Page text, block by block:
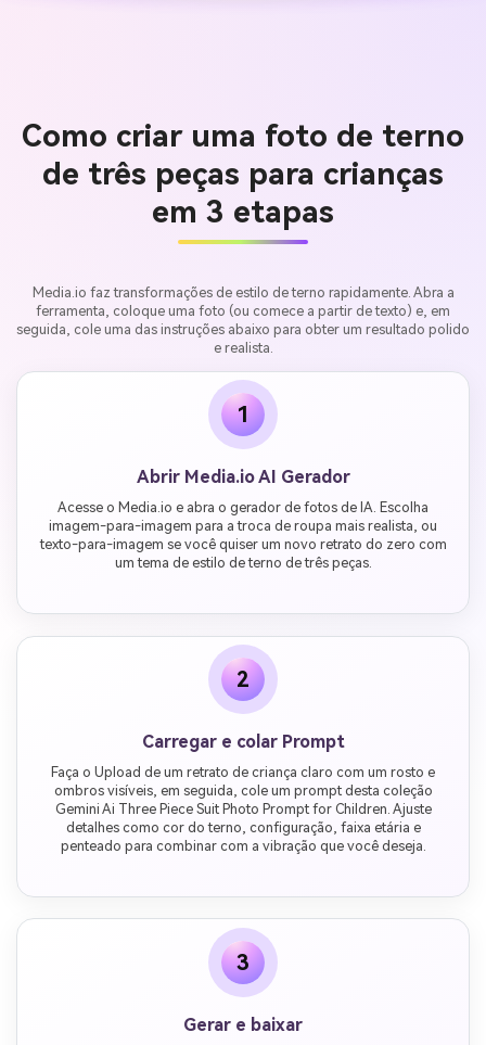
Como criar uma foto de terno
de três peças para crianças
em 3 etapas
Media.io faz transformações de estilo de terno rapidamente. Abra a
ferramenta, coloque uma foto (ou comece a partir de texto) e, em
seguida, cole uma das instruções abaixo para obter um resultado polido
e realista.
1
Abrir Media.io AI Gerador
Acesse o Media.io e abra o gerador de fotos de IA. Escolha
imagem-para-imagem para a troca de roupa mais realista, ou
texto-para-imagem se você quiser um novo retrato do zero com
um tema de estilo de terno de três peças.
2
Carregar e colar Prompt
Faça o Upload de um retrato de criança claro com um rosto e
ombros visíveis, em seguida, cole um prompt desta coleção
Gemini Ai Three Piece Suit Photo Prompt for Children. Ajuste
detalhes como cor do terno, configuração, faixa etária e
penteado para combinar com a vibração que você deseja.
3
Gerar e baixar